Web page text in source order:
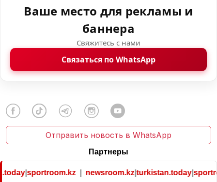
Ваше место для рекламы и
баннера
Свяжитесь с нами
Связаться по WhatsApp
Отправить новость в WhatsApp
Партнеры
|sportroom.kz| newsroom.kz|turkistan.today|